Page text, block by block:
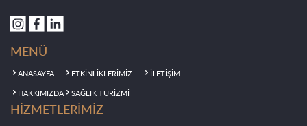
MENÜ
ANASAYFA
HAKKIMIZDA
ETKİNLİKLERİMİZ
SAĞLIK TURİZMİ
İLETİŞİM
HİZMETLERİMİZ